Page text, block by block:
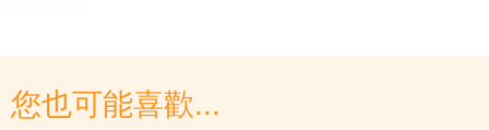
您也可能喜歡...